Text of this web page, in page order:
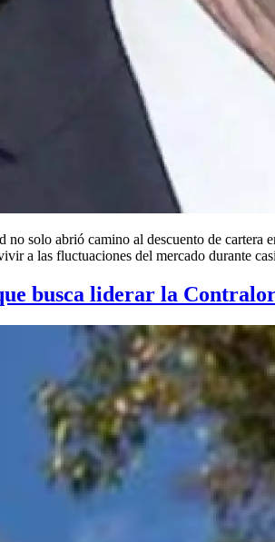
solo abrió camino al descuento de
a las fluctuaciones del mercado durante
busca liderar la